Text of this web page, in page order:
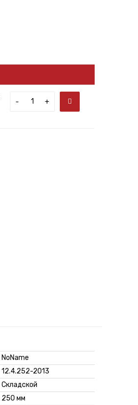
- +
NoName
12.4.252-2013
Складской
250 мм